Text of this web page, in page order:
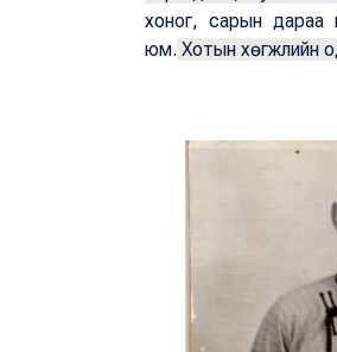
хоног, сарын дараа
юм. Хотын хөгжлийн